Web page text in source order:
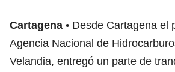
Cartagena
Desde Cartagena el
Agencia Nacional de
Velandia, entregó un parte de